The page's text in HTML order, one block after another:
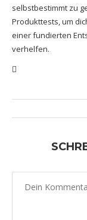
selbstbestimmt zu
Produkttests, um
einer fundierten
verhelfen.